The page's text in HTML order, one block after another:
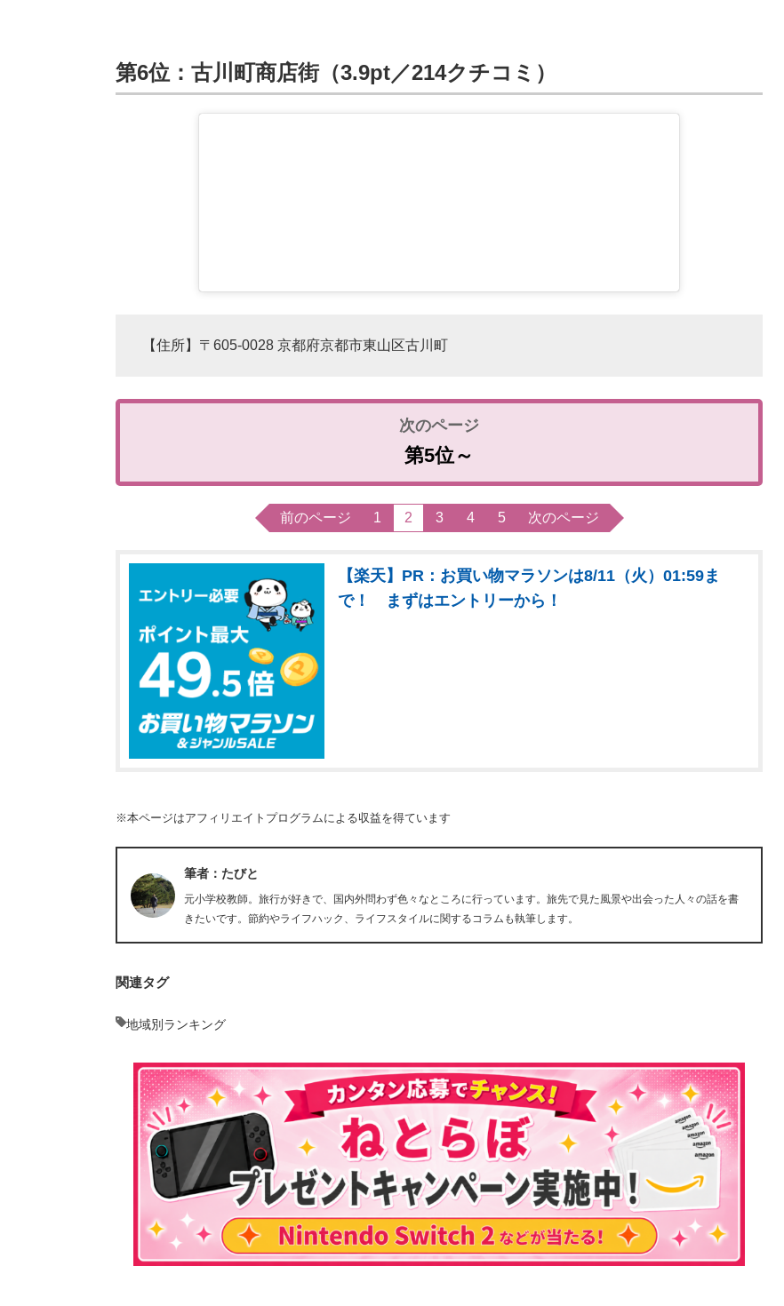
第6位：古川町商店街（3.9pt／214クチコミ）
【住所】〒605-0028 京都府京都市東山区古川町
第5位～
前のページ 1 2 3 4 5 次のページ
【楽天】PR：お買い物マラソンは8/11（火）01:59ま
で！ まずはエントリーから！
※本ページはアフィリエイトプログラムによる収益を得ています
筆者：たびと
元小学校教師。旅行が好きで、国内外問わず色々なところに行っています。旅先で見た風景や出会った人々の話を書
きたいです。節約やライフハック、ライフスタイルに関するコラムも執筆します。
関連タグ
地域別ランキング